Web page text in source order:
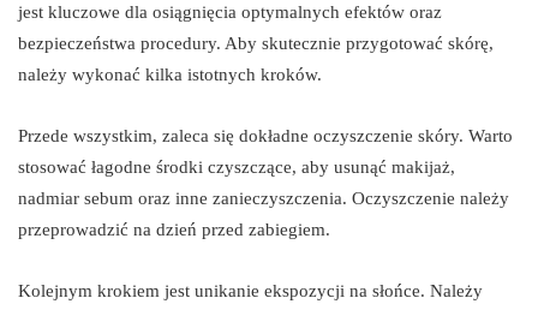
jest kluczowe dla osiągnięcia optymalnych efektów oraz
bezpieczeństwa procedury. Aby skutecznie przygotować skórę,
należy wykonać kilka istotnych kroków.
Przede wszystkim, zaleca się dokładne oczyszczenie skóry. Warto
stosować łagodne środki czyszczące, aby usunąć makijaż,
nadmiar sebum oraz inne zanieczyszczenia. Oczyszczenie należy
przeprowadzić na dzień przed zabiegiem.
Kolejnym krokiem jest unikanie ekspozycji na słońce. Należy